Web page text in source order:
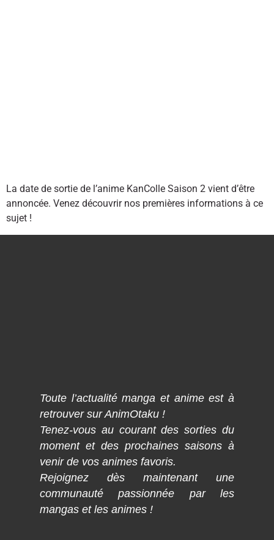
La date de sortie de l’anime KanColle Saison 2 vient d’être
annoncée. Venez découvrir nos premières informations à ce
sujet !
Toute l’actualité manga et anime est à
retrouver sur AnimOtaku !
Tenez-vous au courant des sorties du
moment et des prochaines saisons à
venir de vos animes favoris.
Rejoignez dès maintenant une
communauté passionnée par les
mangas et les animes !